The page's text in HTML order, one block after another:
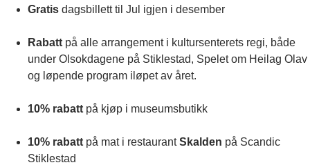
Gratis dagsbillett til Jul igjen i desember
Rabatt på alle arrangement i kultursenterets regi, både
under Olsokdagene på Stiklestad, Spelet om Heilag Olav
og løpende program iløpet av året.
10% rabatt på kjøp i museumsbutikk
10% rabatt på mat i restaurantSkalden på Scandic
Stiklestad